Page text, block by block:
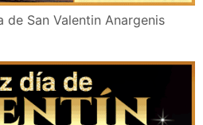
de San Valentin Anargenis